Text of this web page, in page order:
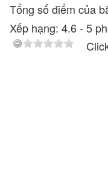
Tổng số điểm của
Xếp hạng: 4.6- 5